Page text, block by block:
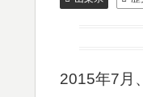
2015年7月